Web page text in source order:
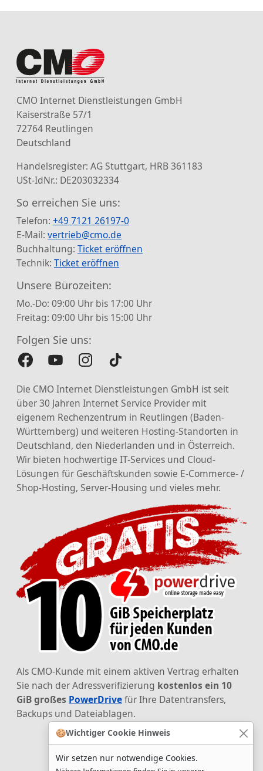
🍪Wichtiger Cookie Hinweis
Wir setzen nur notwendige Cookies.
CMO Internet Dienstleistungen GmbH
Kaiserstraße 57/1
72764 Reutlingen
Deutschland
Handelsregister: AG Stuttgart, HRB 361183
USt-IdNr.: DE203032334
So erreichen Sie uns:
Telefon: +49 7121 26197-0
E-Mail: vertrieb@cmo.de
Buchhaltung: Ticket eröffnen
Technik: Ticket eröffnen
Unsere Bürozeiten:
Mo.-Do: 09:00 Uhr bis 17:00 Uhr
Freitag: 09:00 Uhr bis 15:00 Uhr
Folgen Sie uns:
Die CMO Internet Dienstleistungen GmbH ist seit
über 30 Jahren Internet Service Provider mit
eigenem Rechenzentrum in Reutlingen (Baden-
Württemberg) und weiteren Hosting-Standorten in
Deutschland, den Niederlanden und in Österreich.
Wir bieten hochwertige IT-Services und Cloud-
Lösungen für Geschäftskunden sowie E-Commerce- /
Shop-Hosting, Server-Housing und vieles mehr.
Als CMO-Kunde mit einem aktiven Vertrag erhalten
Sie nach der Adressverifizierung kostenlos ein 10
GiB großes PowerDrivefür Ihre Datentransfers,
Backups und Dateiablagen.